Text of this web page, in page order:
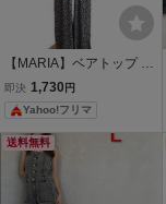
【MARIA】ベアトップ オ
ールインワン サロペット
幾何学模様 総柄 ネイビー
即決 1,730 円
Yahoo!フリマ
送料無料